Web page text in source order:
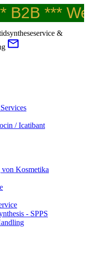
B2B ***
&
/ Icatibant
Kosmetika
- SPPS